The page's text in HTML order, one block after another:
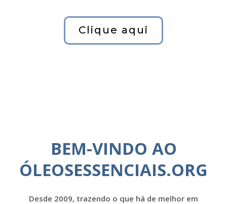
Clique aqui
BEM-VINDO AO
ÓLEOSESSENCIAIS.ORG
Desde 2009, trazendo o que há de melhor em